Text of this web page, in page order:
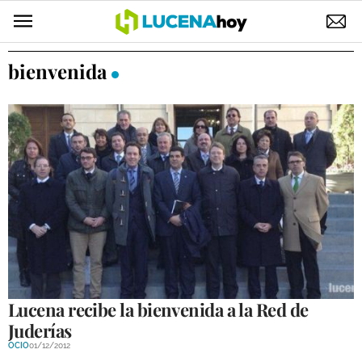
POLÍTICA
ELECCIONES
SUCESOS
ECONOMÍA
DESARROLLO LOCAL
LUCENA EMPRESAS
OCIO
COFRADÍAS
bienvenida
Lucena recibe la bienvenida a la Red de
Juderías
OCIO01/12/2012